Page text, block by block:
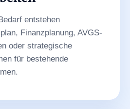
entstehen
Finanzplanung, AVGS-
oder strategische
für bestehende